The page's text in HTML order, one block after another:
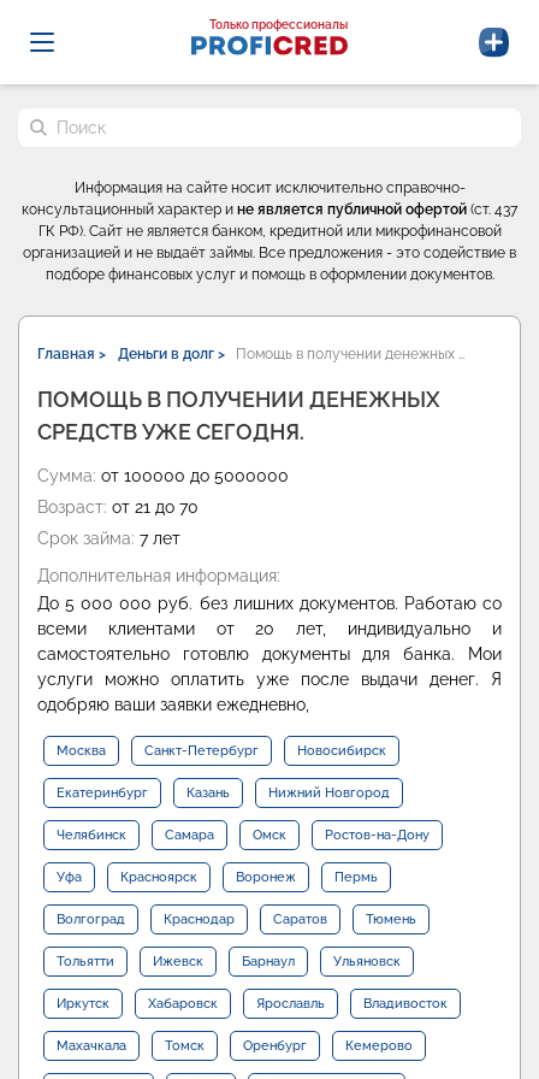
Probrokery - Только профессионалы
Только профессионалы
Поиск по сайту
Информация на сайте носит исключительно справочно-
консультационный характер и не является публичной офертой (ст. 437
ГК РФ). Сайт не является банком, кредитной или микрофинансовой
организацией и не выдаёт займы. Все предложения - это содействие в
подборе финансовых услуг и помощь в оформлении документов.
Главная > Деньги в долг > Помощь в получении денежных …
ПОМОЩЬ В ПОЛУЧЕНИИ ДЕНЕЖНЫХ
СРЕДСТВ УЖЕ СЕГОДНЯ.
Сумма: от 100000 до 5000000
Возраст: от 21 до 70
Срок займа: 7 лет
Дополнительная информация:
До 5 000 000 руб. без лишних документов. Работаю со
всеми клиентами от 20 лет, индивидуально и
самостоятельно готовлю документы для банка. Мои
услуги можно оплатить уже после выдачи денег. Я
одобряю ваши заявки ежедневно,
Москва Санкт-Петербург Новосибирск
Екатеринбург Казань Нижний Новгород
Челябинск Самара Омск Ростов-на-Дону
Уфа Красноярск Воронеж Пермь
Волгоград Краснодар Саратов Тюмень
Тольятти Ижевск Барнаул Ульяновск
Иркутск Хабаровск Ярославль Владивосток
Махачкала Томск Оренбург Кемерово